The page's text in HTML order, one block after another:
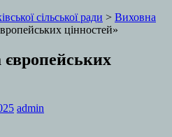
сільської ради > Виховна
цінностей»
європейських
admin